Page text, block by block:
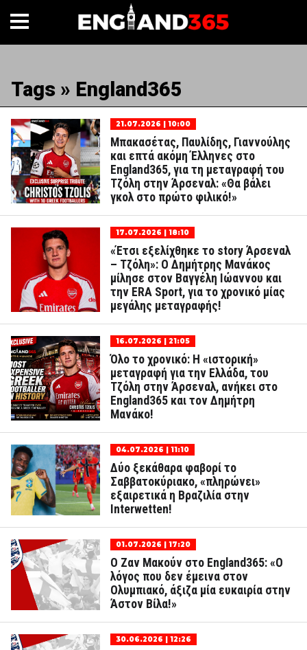
Tags » England365
21.07.2026 | 10:00
Μπακασέτας, Παυλίδης, Γιαννούλης
και επτά ακόμη Έλληνες στο
England365, για τη μεταγραφή του
Τζόλη στην Άρσεναλ: «Θα βάλει
γκολ στο πρώτο φιλικό!»
17.07.2026 | 18:10
«Έτσι εξελίχθηκε το story Άρσεναλ
– Τζόλη»: Ο Δημήτρης Μανάκος
μίλησε στον Βαγγέλη Ιώαννου και
την ERA Sport, για το χρονικό μίας
μεγάλης μεταγραφής!
16.07.2026 | 21:05
Όλο το χρονικό: Η «ιστορική»
μεταγραφή για την Ελλάδα, του
Τζόλη στην Άρσεναλ, ανήκει στο
England365 και τον Δημήτρη
Μανάκο!
04.07.2026 | 11:10
Δύο ξεκάθαρα φαβορί το
Σαββατοκύριακο, «πληρώνει»
εξαιρετικά η Βραζιλία στην
Interwetten!
01.07.2026 | 17:20
Ο Ζαν Μακούν στο England365: «Ο
λόγος που δεν έμεινα στον
Ολυμπιακό, άξιζα μία ευκαιρία στην
Άστον Βίλα!»
30.06.2026 | 12:26